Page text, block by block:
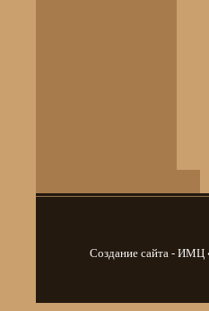
Создание сайта - ИМЦ